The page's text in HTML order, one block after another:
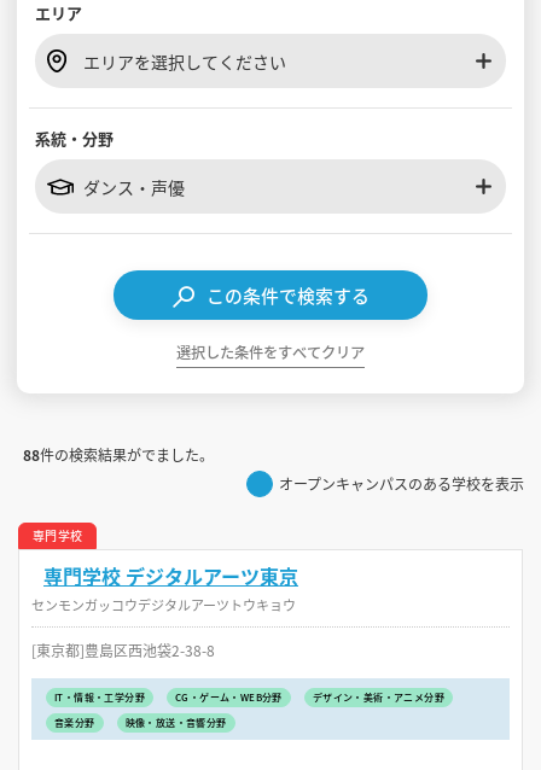
見学会WEB手引書
エリア
エリアを選択してください
系統・分野
ダンス・声優
この条件で検索する
選択した条件をすべてクリア
88件の検索結果がでました。
オープンキャンパスのある学校を表示
専門学校
専門学校 デジタルアーツ東京
センモンガッコウデジタルアーツトウキョウ
[東京都]豊島区西池袋2-38-8
IT・情報・工学分野 CG・ゲーム・WEB分野
デザイン・美術・アニメ分野
音楽分野
映像・放送・音響分野